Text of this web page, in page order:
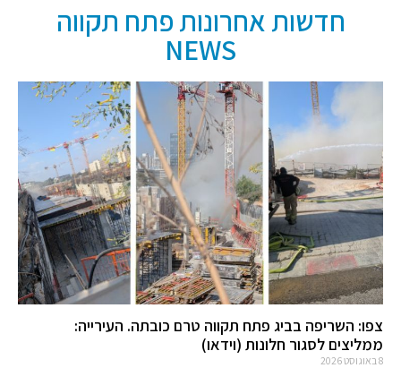
חדשות אחרונות פתח תקווה
NEWS
צפו: השריפה בביג פתח תקווה טרם כובתה. העירייה:
ממליצים לסגור חלונות (וידאו)
8 באוגוסט 2026